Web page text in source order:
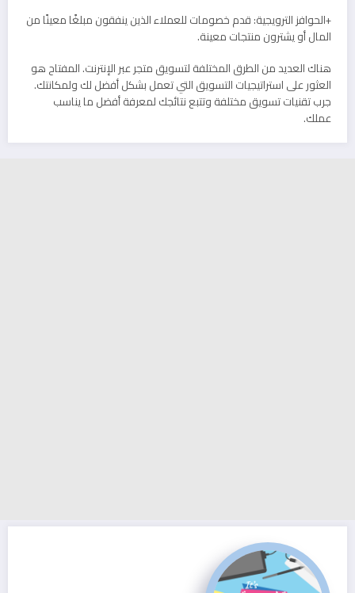
+الحوافز الترويجية: قدم خصومات للعملاء الذين ينفقون مبلغًا معينًا من
المال أو يشترون منتجات معينة.
هناك العديد من الطرق المختلفة لتسويق متجر عبر الإنترنت. المفتاح هو
العثور على استراتيجيات التسويق التي تعمل بشكل أفضل لك ولمكانتك.
جرب تقنيات تسويق مختلفة وتتبع نتائجك لمعرفة أفضل ما يناسب
عملك.